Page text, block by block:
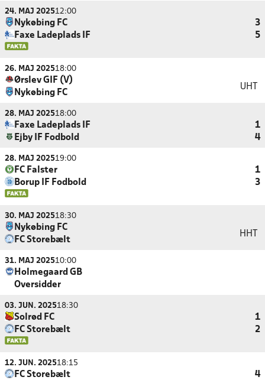
24. MAJ 202512:00
Nykøbing FC
3
Faxe Ladeplads IF
5
26. MAJ 202518:00
Ørslev GIF (V)
Nykøbing FC
UHT
28. MAJ 202518:00
Faxe Ladeplads IF
1
Ejby IF Fodbold
4
28. MAJ 202519:00
FC Falster
1
Borup IF Fodbold
3
30. MAJ 202518:30
Nykøbing FC
FC Storebælt
HHT
31. MAJ 202510:00
Holmegaard GB
Oversidder
03. JUN. 202518:30
Solrød FC
1
FC Storebælt
2
12. JUN. 202518:15
FC Storebælt 4